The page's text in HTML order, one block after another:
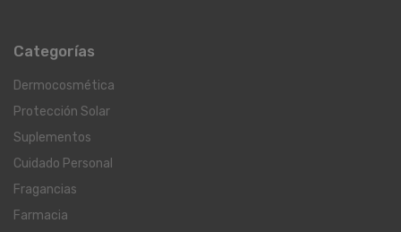
Categorías
Dermocosmética
Protección Solar
Suplementos
Cuidado Personal
Fragancias
Farmacia